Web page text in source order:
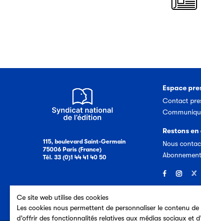
Ce site web utilise des cookies
Les cookies nous permettent de personnaliser le contenu
d’offrir des fonctionnalités relatives aux médias sociaux et
115, boulevard Saint-Germain
75006 Paris (France)
Tél. 33 (0)1 44 41 40 50
Espace
Contact
Restons
Nous